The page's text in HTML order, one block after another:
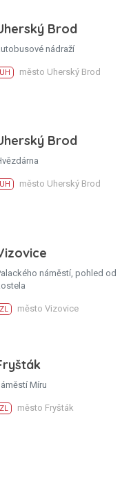
Brod
nádraží
UH město Uherský Brod
Brod
UH město Uherský Brod
náměstí, pohled od
ZL město Vizovice
Míru
ZL město Fryšták